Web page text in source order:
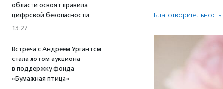
области освоят правила
цифровой безопасности
13:27
Встреча с Андреем Ургантом
стала лотом аукциона
в поддержку фонда
«Бумажная птица»